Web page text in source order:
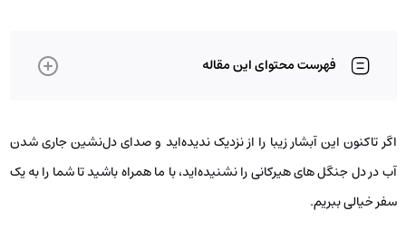
فهرست محتوای این مقاله
اگر تاکنون این آبشار زیبا را از نزدیک ندیده‌اید و صدای دل‌نشین جاری شدن
آب در دل جنگل‌ های هیرکانی را نشنیده‌اید، با ما همراه باشید تا شما را به یک
سفر خیالی ببریم.